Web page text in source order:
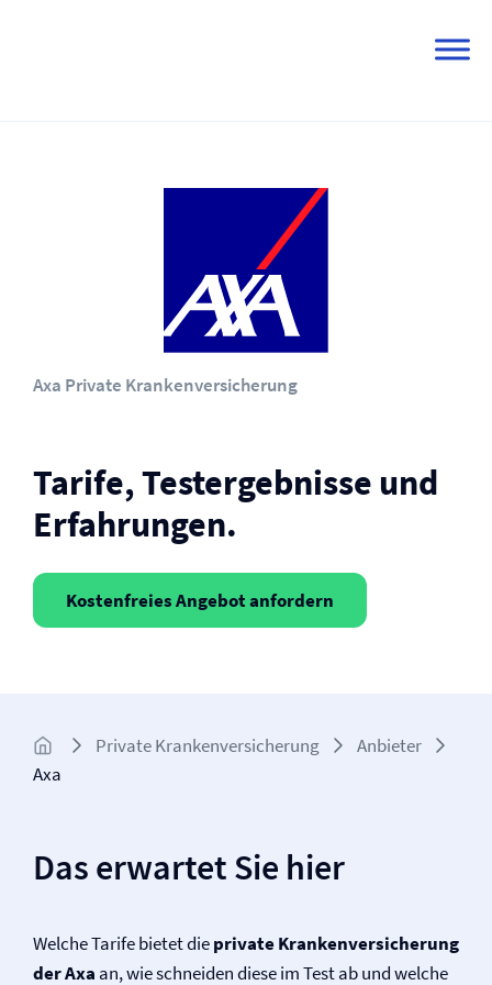
Axa Private Kranken­versicherung
Tarife, Testergebnisse und
Erfahrungen.
Kostenfreies Angebot anfordern
Private Kranken­­versicherung
Anbieter
Axa
Das erwartet Sie hier
Welche Tarife bietet dieprivate Kranken­versicherung
der Axa an, wie schneiden diese im Test ab und welche